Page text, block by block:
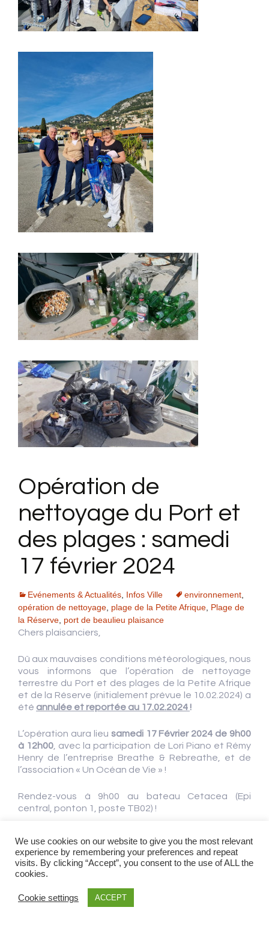
Opération de
nettoyage du Port et
des plages : samedi
17 février 2024
Evénements & Actualités Infos Ville environnement
opération de nettoyage plage de la Petite Afrique Plage de
la Réserve port de beaulieu plaisance
Chers plaisanciers,
Dû aux mauvaises conditions météorologiques, nous
vous informons que l’opération de nettoyage
terrestre du Port et des plages de la Petite Afrique
et de la Réserve (initialement prévue le 10.02.2024) a
été annulée et reportée au 17.02.2024 !
L’opération aura lieu samedi 17 Février 2024 de 9h00
à 12h00 , avec la participation de Lori Piano et Rémy
Henry de l’entreprise Breathe & Rebreathe, et de
l’association « Un Océan de Vie » !
Rendez-vous à 9h00 au bateau Cetacea (Epi
central, ponton 1, poste TB02) !
cette démarche de protection de l’Environnement.
Tout au long de l’année, nous veillons à conserver
plaisanciers et de notre planète !
We use cookies on our website to give you the most relevant
experience by remembering your preferences and repeat
visits. By clicking “Accept”, you consent to the use of ALL the
cookies.
Cookie settings ACCEPT